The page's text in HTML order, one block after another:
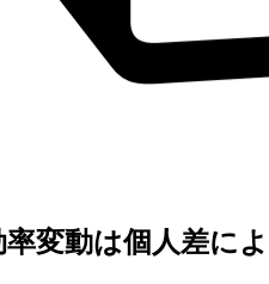
変動は個人差に